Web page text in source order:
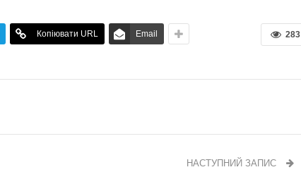
283
Копіювати URL Email
НАСТУПНИЙ ЗАПИС